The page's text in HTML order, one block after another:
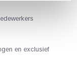
en exclusief